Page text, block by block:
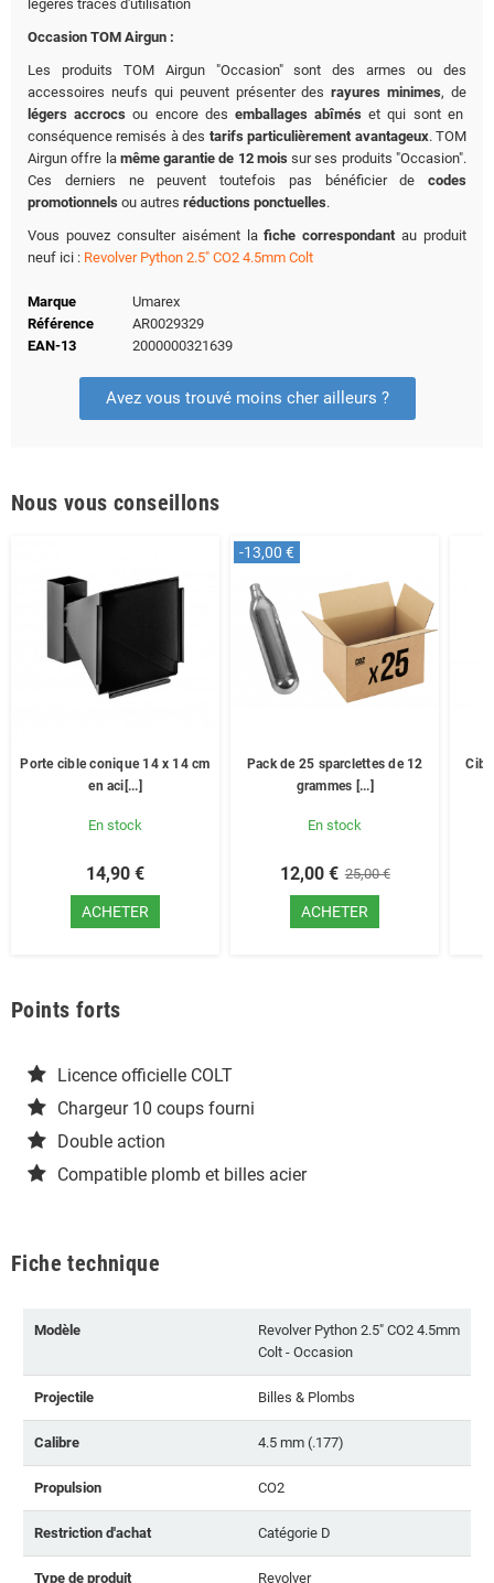
légères traces d'utilisation
Occasion TOM Airgun :
Les produits TOM Airgun "Occasion" sont des armes ou des
accessoires neufs qui peuvent présenter desrayures minimes, de
légers accrocs ou encore des emballages abîmés et qui sont en
conséquence remisés à des tarifs particulièrement avantageux. TOM
Airgun offre la même garantie de 12 moissur ses produits "Occasion".
Ces derniers ne peuvent toutefois pas bénéficier de codes
promotionnels ou autres réductions ponctuelles.
Vous pouvez consulter aisément lafiche correspondant au produit
neuf ici : Revolver Python 2.5" CO2 4.5mm Colt
Marque
Umarex
Référence
AR0029329
EAN-13
2000000321639
Avez vous trouvé moins cher ailleurs ?
Nous vous conseillons
Porte cible conique 14 x 14 cm
en aci[...]
En stock
14,90 €
ACHETER
-13,00 €
Pack de 25 sparclettes de 12
grammes [...]
En stock
12,00 € 25,00 €
ACHETER
Points forts
Licence officielle COLT
Chargeur 10 coups fourni
Double action
Compatible plomb et billes acier
Fiche technique
Modèle
Revolver Python 2.5" CO2 4.5mm
Colt - Occasion
Projectile Billes & Plombs
Calibre 4.5 mm (.177)
Propulsion CO2
Restriction d'achat Catégorie D
Type de produit Revolver